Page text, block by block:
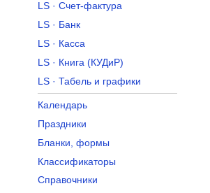
LS · Счет-фактура
LS · Банк
LS · Касса
LS · Книга (КУДиР)
LS · Табель и графики
Календарь
Праздники
Бланки, формы
Классификаторы
Справочники